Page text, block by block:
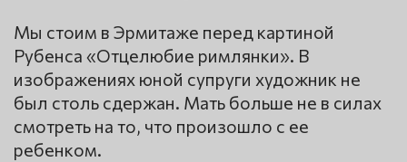
Мы стоим в Эрмитаже перед картиной
Рубенса «Отцелюбие римлянки». В
изображениях юной супруги художник не
был столь сдержан. Мать больше не в силах
смотреть на то, что произошло с ее
ребенком.